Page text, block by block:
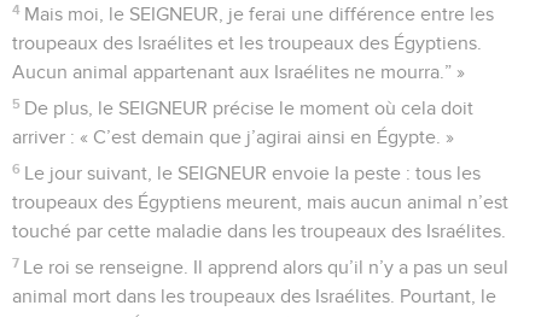
4 Mais moi, le SEIGNEUR, je ferai une différence entre les
troupeaux des Israélites et les troupeaux des Égyptiens.
Aucun animal appartenant aux Israélites ne mourra.” »
5 De plus, le SEIGNEUR précise le moment où cela doit
arriver : « C’est demain que j’agirai ainsi en Égypte. »
6 Le jour suivant, le SEIGNEUR envoie la peste : tous les
troupeaux des Égyptiens meurent, mais aucun animal n’est
touché par cette maladie dans les troupeaux des Israélites.
7 Le roi se renseigne. Il apprend alors qu’il n’y a pas un seul
animal mort dans les troupeaux des Israélites. Pourtant, le